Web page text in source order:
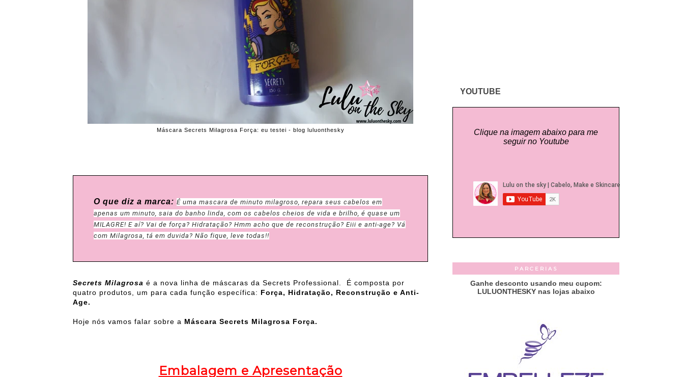
Máscara Secrets Milagrosa Força: eu testei - blog luluonthesky
O que diz a marca: É uma mascara de minuto milagroso, repara seus cabelos em
apenas um minuto, saia do banho linda, com os cabelos cheios de vida e brilho, é quase um
MILAGRE! E aí? Vai de força? Hidratação? Hmm acho que de reconstrução? Eiii e anti-age? Vá
com Milagrosa, tá em duvida? Não fique, leve todas!!
Secrets Milagrosa é a nova linha de máscaras da Secrets Professional. É composta por
quatro produtos, um para cada função específica: Força, Hidratação, Reconstrução e Anti-
Age.
Hoje nós vamos falar sobre a Máscara Secrets Milagrosa Força.
Embalagem e Apresentação
YOUTUBE
Clique na imagem abaixo para me
seguir no Youtube
PARCERIAS
Ganhe desconto usando meu cupom:
LULUONTHESKY nas lojas abaixo